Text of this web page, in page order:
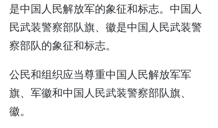
是中国人民解放军的象征和标志。中国人
民武装警察部队旗、徽是中国人民武装警
察部队的象征和标志。
公民和组织应当尊重中国人民解放军军
旗、军徽和中国人民武装警察部队旗、
徽。